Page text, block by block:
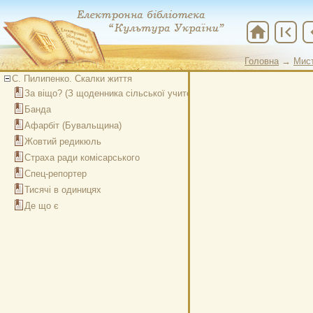
Головна →
Головна→
home first_page
С. Пилипенко. Скалки життя
За віщо? (З щоденника сільської учительки)
Банда
Афарбіт (Бувальщина)
Жовтий редикюль
Страха ради комісарського
Спец-репортер
Тисячі в одиницях
Де що є